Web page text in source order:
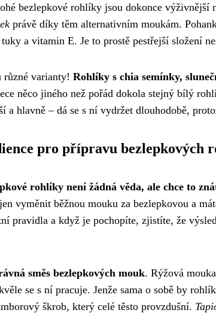
bezlepkové rohlíky jsou dokonce výživnější
právě díky těm alternativním moukám.
a vitamin E. Je to prostě pestřejší složení
různé varianty! Rohlíky s chia semínky,
něco jiného než pořád dokola stejný bílý
a hlavně – dá se s ní vydržet dlouhodobě,
pro přípravu bezlepkových
rohlíky není žádná věda, ale chce to
vyměnit běžnou mouku za bezlepkovou a
pravidla a když je pochopíte, zjistíte, že
směs bezlepkových mouk. Rýžová
se s ní pracuje. Jenže sama o sobě by
škrob, který celé těsto provzdušní.